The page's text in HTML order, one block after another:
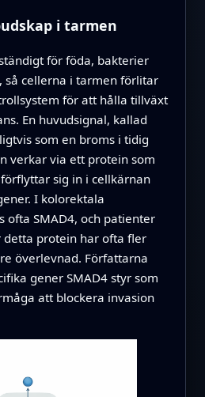
i tarmen
för föda, bakterier
så cellerna i tarmen förlitar
för att hålla tillväxt
En huvudsignal, kallad
som en broms i tidig
verkar via ett protein som
sig in i cellkärnan
I kolorektala
ofta SMAD4, och patienter
detta protein har ofta fler
överlevnad. Författarna
gener SMAD4 styr som
att blockera invasion